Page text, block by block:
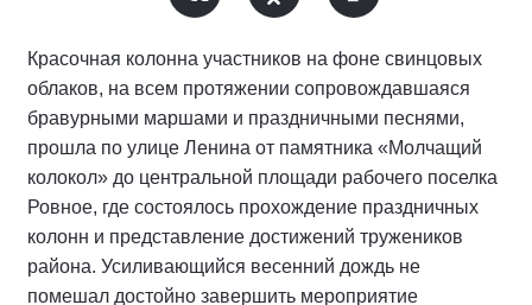
Красочная колонна участников на фоне свинцовых
облаков, на всем протяжении сопровождавшаяся
бравурными маршами и праздничными песнями,
прошла по улице Ленина от памятника «Молчащий
колокол» до центральной площади рабочего поселка
Ровное, где состоялось прохождение праздничных
колонн и представление достижений тружеников
района. Усиливающийся весенний дождь не
помешал достойно завершить мероприятие